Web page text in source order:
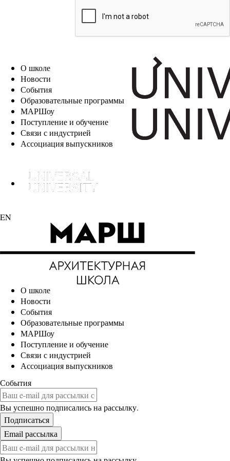
EN
О школе
Новости
События
Образовательные программы
МАРШоу
Поступление и обучение
Связи с индустрией
Ассоциация выпускников
EN
О школе
Новости
События
Образовательные программы
МАРШоу
Поступление и обучение
Связи с индустрией
Ассоциация выпускников
События
Вы успешно подписались на рассылку.